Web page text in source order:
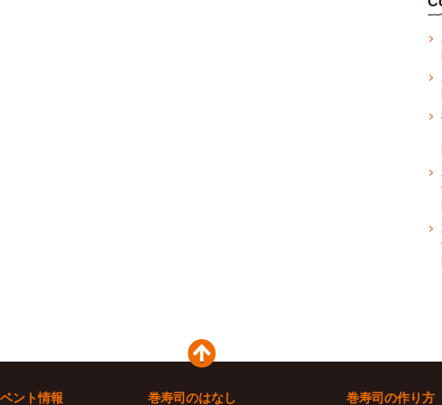
ント情報 巻寿司のはなし 巻寿司の作り方